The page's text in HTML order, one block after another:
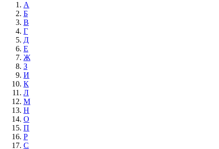
А
Б
В
Г
Д
Е
Ж
З
И
К
Л
М
Н
О
П
Р
С